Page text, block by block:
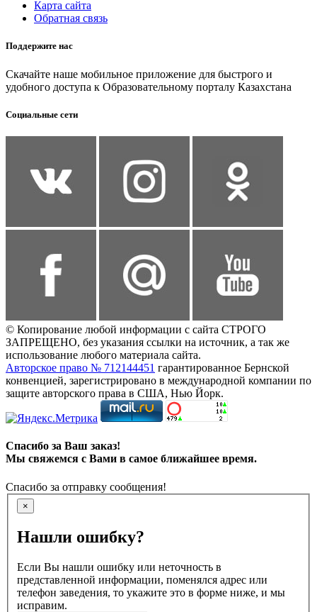
Карта сайта
Обратная связь
Поддержите нас
Скачайте наше мобильное приложение для быстрого и
удобного доступа к Образовательному порталу Казахстана
Социальные сети
© Копирование любой информации с сайта СТРОГО
ЗАПРЕЩЕНО, без указания ссылки на источник, а так же
использование любого материала сайта.
Авторское право № 712144451 гарантированное Бернской
конвенцией, зарегистрировано в международной компании по
защите авторского права в США, Нью Йорк.
Спасибо за Ваш заказ!
Мы свяжемся с Вами в самое ближайшее время.
Спасибо за отправку сообщения!
×
Нашли ошибку?
Если Вы нашли ошибку или неточность в
представленной информации, поменялся адрес или
телефон заведения, то укажите это в форме ниже, и мы
исправим.